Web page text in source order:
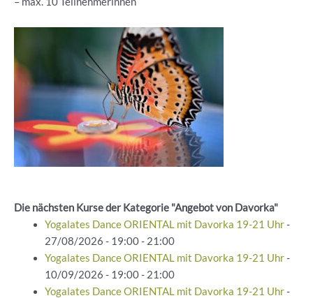
Die nächsten Kurse der Kategorie "Angebot von Davorka"
Yogalates Dance ORIENTAL mit Davorka 19-21 Uhr-
27/08/2026 - 19:00 - 21:00
Yogalates Dance ORIENTAL mit Davorka 19-21 Uhr-
10/09/2026 - 19:00 - 21:00
Yogalates Dance ORIENTAL mit Davorka 19-21 Uhr-